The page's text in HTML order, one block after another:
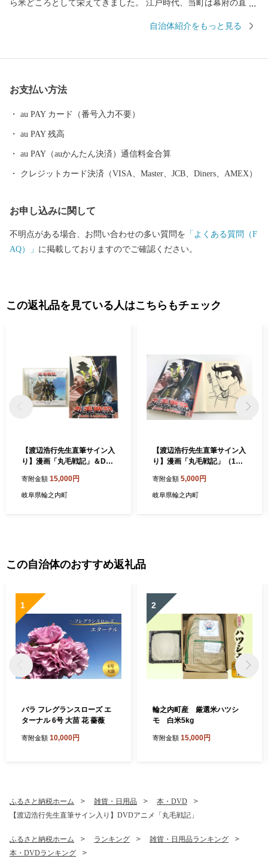
ら米どころとして栄えてきました。 江戸時代、当町は幕府の直轄
文献が発見されたことから、当町で広く栽培する水稲『はつし
町内を流れる小河川には、絶滅危惧種に指定された『カワバタモ
のほかにも、輪之内町の北部に位置する輪中堤では、春の６００
本の桜、夏の６，０００株のあじさい、秋の紅葉が、訪れる人々
の目を楽しませ、四季折々の美しい彩りを楽しむことができま
自治体紹介をもっと見る
お支払い方法
au PAY カード（番号入力不要）
au PAY 残高
au PAY（auかんたん決済）通信料金合算
クレジットカード決済（VISA、Master、JCB、Diners、AMEX）
お申し込みに関して
不明点がある場合、お問い合わせの多い質問を 「よくある質問（F
AQ）」 に掲載しておりますのでご確認ください。
この返礼品を見ている人はこちらもチェック
【渡辺浩行先生直筆サイン入
り】漫画「丸毛戦記」＆DV
寄附金額 15,000円
岐阜県輪之内町
【渡辺浩行先生直筆サイン入
り】漫画「丸毛戦記」（1話
寄附金額 5,000円
岐阜県輪之内町
この自治体のおすすめ返礼品
1
バラ フレグランスローズ エ
ターナル 6号 大苗 花 薔薇
寄附金額 10,000円
2
輪之内町産 厳選米ハツシ
モ 白米5kg
寄附金額 15,000円
ふるさと納税ホーム 雑貨・日用品
本・DVD
【渡辺浩行先生直筆サイン入り】DVDアニメ「丸毛戦記」
ふるさと納税ホーム ランキング
雑貨・日用品ランキング
本・DVDランキング